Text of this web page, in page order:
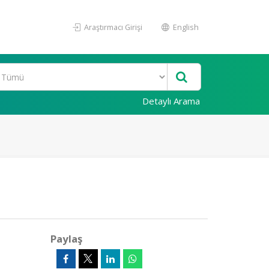
Araştırmacı Girişi English
Detaylı Arama
Paylaş